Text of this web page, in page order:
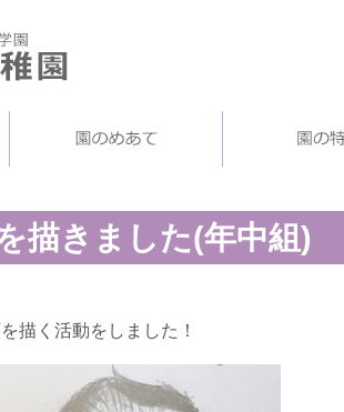
描きました(年中組)
描く活動をしました！